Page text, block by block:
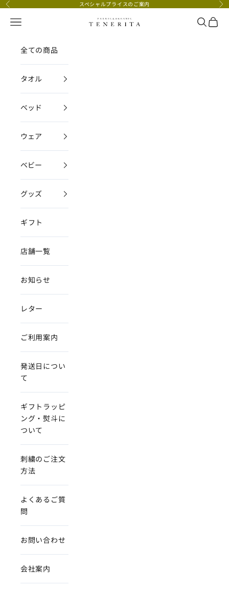
コンテンツへスキップ
前へ スペシャルプライスのご案内 次
TENERITA公式オンラインストア
メニュー 検索カー
全ての商品
タオル
ベッド
ウェア
ベビー
グッズ
ギフト
店舗一覧
お知らせ
レター
ご利用案内
発送日につい
て
ギフトラッピ
ング・熨斗に
ついて
刺繍のご注文
方法
よくあるご質
問
お問い合わせ
会社案内